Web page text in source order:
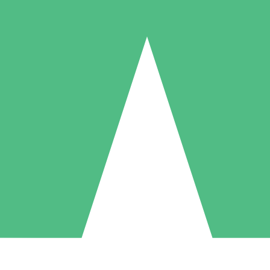
Individuella Kreditpaket
per användning med nedladdningskrediter. Inget månatligt åtagande
5 Nedladdningar
US$